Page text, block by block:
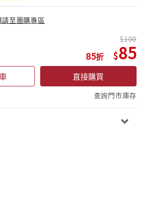
至團購專區
85
100
85
直接購買
查詢門市庫存